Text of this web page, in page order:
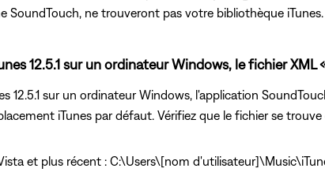
SoundTouch, ne trouveront pas votre bibliothèque
12.5.1 sur un ordinateur Windows, le fichier
12.5.1 sur un ordinateur Windows, l'application
iTunes par défaut. Vérifiez que le fichier se
et plus récent : C:\Users\[nom